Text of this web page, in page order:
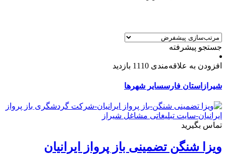
جستجو پیشرفته
افزودن به علاقه‌مندی 1110 بازدید
شیراز استان فارسسایر شهرها
تماس بگیرید
ویزا شنگن تضمینی باز پرواز ایرانیان